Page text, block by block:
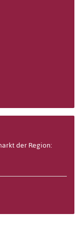
der Region: